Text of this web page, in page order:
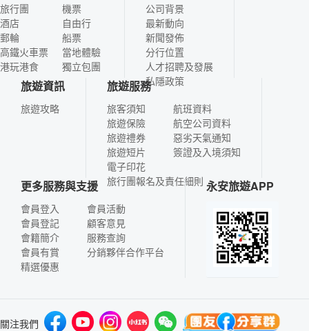
旅行團
酒店
郵輪
高鐵火車票
港玩港食
機票
自由行
船票
當地體驗
獨立包團
公司背景
最新動向
新聞發佈
分行位置
人才招聘及發展
私隱政策
旅遊資訊
旅遊攻略
旅遊服務
旅客須知
旅遊保險
旅遊禮券
旅遊短片
電子印花
航班資料
航空公司資料
惡劣天氣通知
簽證及入境須知
旅行團報名及責任細則
更多服務與支援
會員登入
會員登記
會籍簡介
會員有賞
精選優惠
會員活動
顧客意見
服務查詢
分銷夥伴合作平台
永安旅遊APP
關注我們